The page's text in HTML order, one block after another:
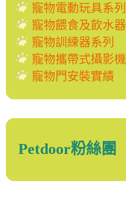
寵物電動玩具系列
寵物餵食及飲水器
寵物訓練器系列
寵物攜帶式攝影機
寵物門安裝實績
Petdoor粉絲團